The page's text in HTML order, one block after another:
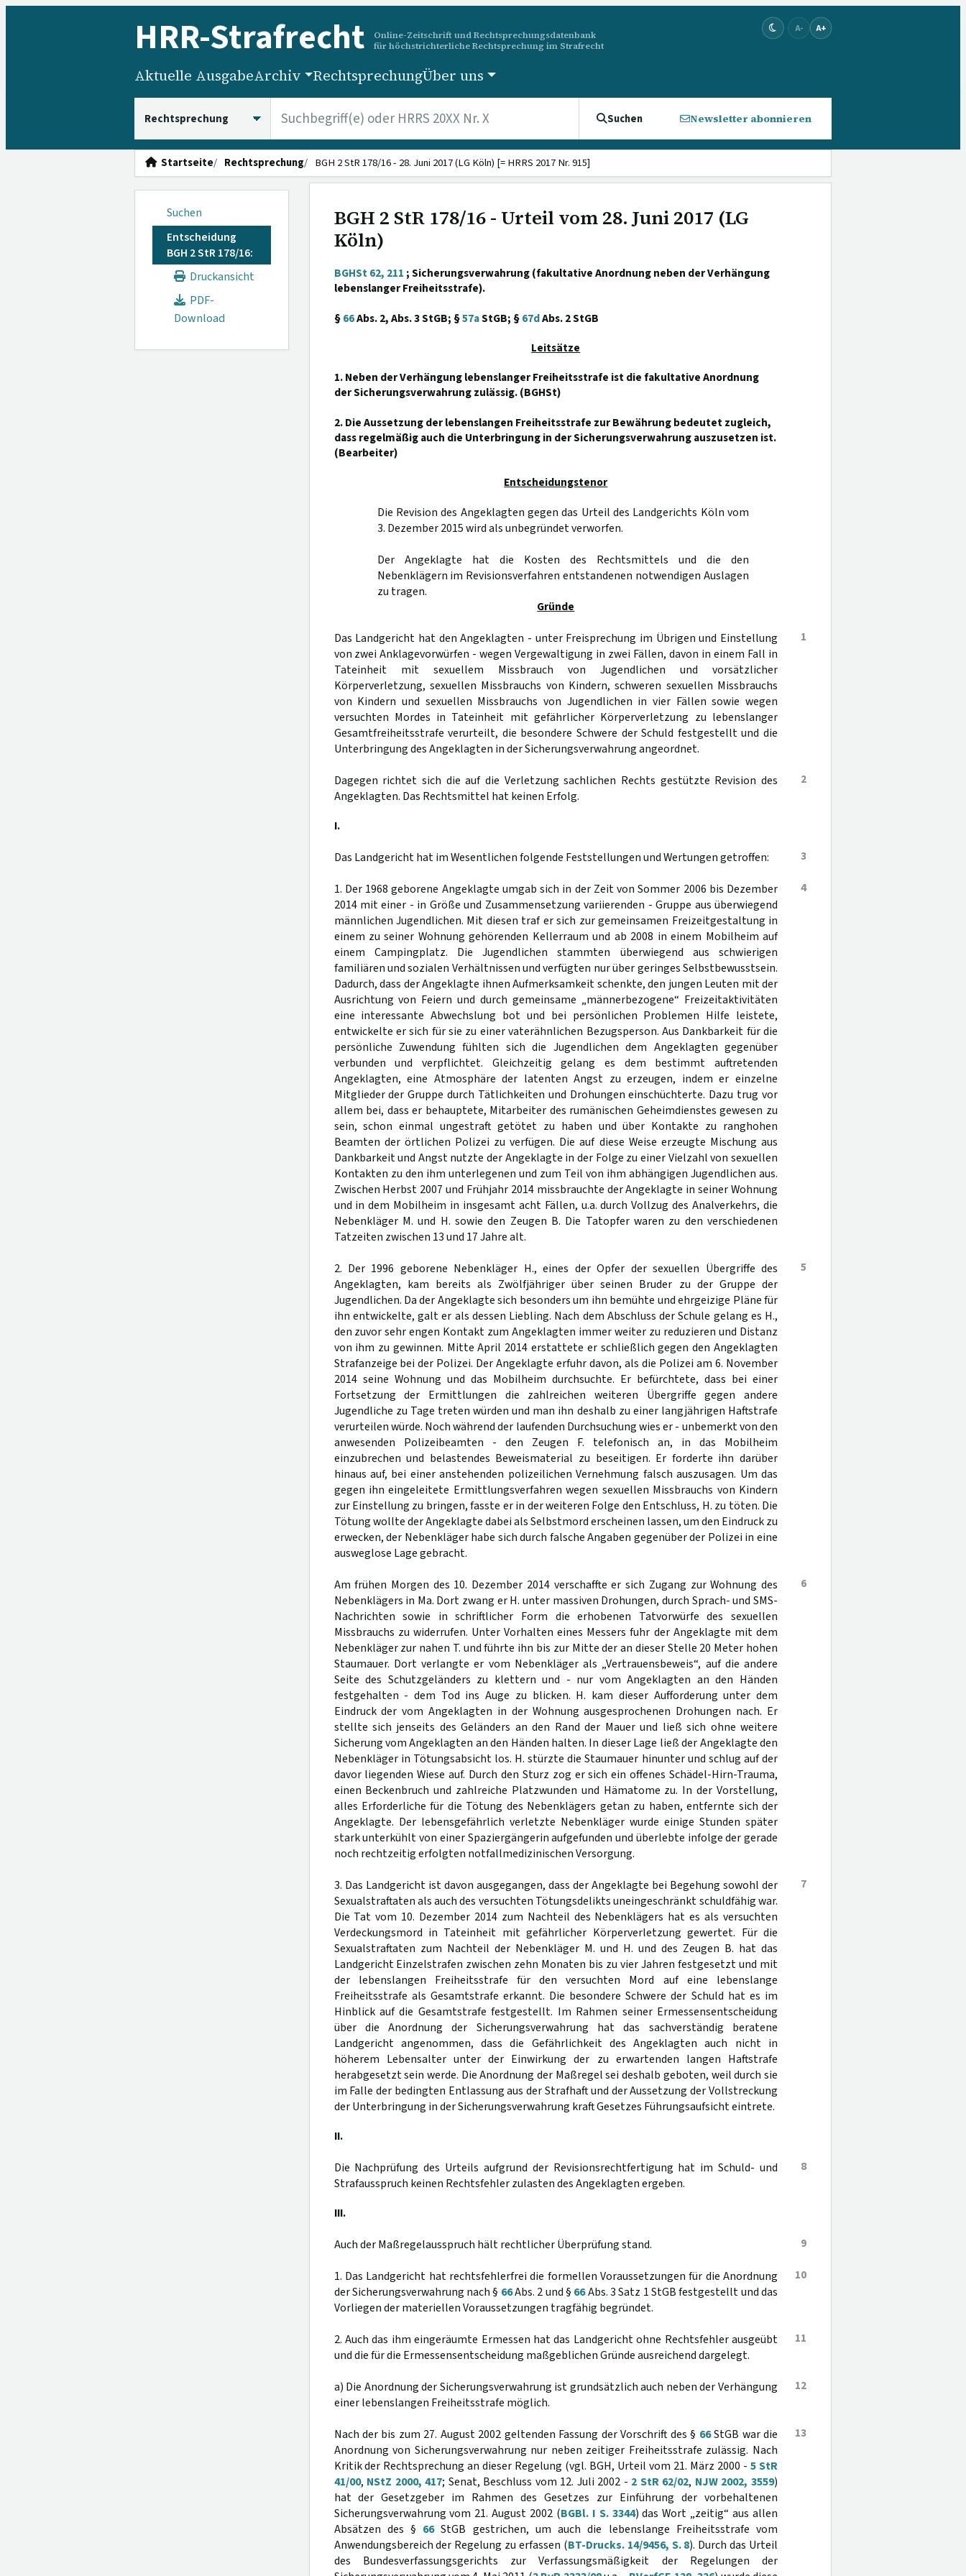
HRR-Strafrecht
Online-Zeitschrift und Rechtsprechungsdatenbank
für höchstrichterliche Rechtsprechung im Strafrecht
A- A+
Aktuelle AusgabeArchiv RechtsprechungÜber uns
Suchen Newsletter abonnieren
Startseite Rechtsprechung BGH 2 StR 178/16 - 28. Juni 2017 (LG Köln) [= HRRS 2017 Nr. 915]
Suchen
Entscheidung
BGH 2 StR 178/16:
Druckansicht
PDF-
Download
BGH 2 StR 178/16 - Urteil vom 28. Juni 2017 (LG
Köln)
BGHSt 62, 211 ; Sicherungsverwahrung (fakultative Anordnung neben der Verhängung
lebenslanger Freiheitsstrafe).
§66Abs. 2, Abs. 3 StGB; §57aStGB; §67dAbs. 2 StGB
Leitsätze
1. Neben der Verhängung lebenslanger Freiheitsstrafe ist die fakultative Anordnung
der Sicherungsverwahrung zulässig. (BGHSt)
2. Die Aussetzung der lebenslangen Freiheitsstrafe zur Bewährung bedeutet zugleich,
dass regelmäßig auch die Unterbringung in der Sicherungsverwahrung auszusetzen ist.
(Bearbeiter)
Entscheidungstenor
Die Revision des Angeklagten gegen das Urteil des Landgerichts Köln vom
3. Dezember 2015 wird als unbegründet verworfen.
Der Angeklagte hat die Kosten des Rechtsmittels und die den
Nebenklägern im Revisionsverfahren entstandenen notwendigen Auslagen
zu tragen.
Gründe
1
Das Landgericht hat den Angeklagten - unter Freisprechung im Übrigen und Einstellung
von zwei Anklagevorwürfen - wegen Vergewaltigung in zwei Fällen, davon in einem Fall in
Tateinheit mit sexuellem Missbrauch von Jugendlichen und vorsätzlicher
Körperverletzung, sexuellen Missbrauchs von Kindern, schweren sexuellen Missbrauchs
von Kindern und sexuellen Missbrauchs von Jugendlichen in vier Fällen sowie wegen
versuchten Mordes in Tateinheit mit gefährlicher Körperverletzung zu lebenslanger
Gesamtfreiheitsstrafe verurteilt, die besondere Schwere der Schuld festgestellt und die
Unterbringung des Angeklagten in der Sicherungsverwahrung angeordnet.
2
Dagegen richtet sich die auf die Verletzung sachlichen Rechts gestützte Revision des
Angeklagten. Das Rechtsmittel hat keinen Erfolg.
I.
3
Das Landgericht hat im Wesentlichen folgende Feststellungen und Wertungen getroffen:
4
1. Der 1968 geborene Angeklagte umgab sich in der Zeit von Sommer 2006 bis Dezember
2014 mit einer - in Größe und Zusammensetzung variierenden - Gruppe aus überwiegend
männlichen Jugendlichen. Mit diesen traf er sich zur gemeinsamen Freizeitgestaltung in
einem zu seiner Wohnung gehörenden Kellerraum und ab 2008 in einem Mobilheim auf
einem Campingplatz. Die Jugendlichen stammten überwiegend aus schwierigen
familiären und sozialen Verhältnissen und verfügten nur über geringes Selbstbewusstsein.
Dadurch, dass der Angeklagte ihnen Aufmerksamkeit schenkte, den jungen Leuten mit der
Ausrichtung von Feiern und durch gemeinsame „männerbezogene“ Freizeitaktivitäten
eine interessante Abwechslung bot und bei persönlichen Problemen Hilfe leistete,
entwickelte er sich für sie zu einer vaterähnlichen Bezugsperson. Aus Dankbarkeit für die
persönliche Zuwendung fühlten sich die Jugendlichen dem Angeklagten gegenüber
verbunden und verpflichtet. Gleichzeitig gelang es dem bestimmt auftretenden
Angeklagten, eine Atmosphäre der latenten Angst zu erzeugen, indem er einzelne
Mitglieder der Gruppe durch Tätlichkeiten und Drohungen einschüchterte. Dazu trug vor
allem bei, dass er behauptete, Mitarbeiter des rumänischen Geheimdienstes gewesen zu
sein, schon einmal ungestraft getötet zu haben und über Kontakte zu ranghohen
Beamten der örtlichen Polizei zu verfügen. Die auf diese Weise erzeugte Mischung aus
Dankbarkeit und Angst nutzte der Angeklagte in der Folge zu einer Vielzahl von sexuellen
Kontakten zu den ihm unterlegenen und zum Teil von ihm abhängigen Jugendlichen aus.
Zwischen Herbst 2007 und Frühjahr 2014 missbrauchte der Angeklagte in seiner Wohnung
und in dem Mobilheim in insgesamt acht Fällen, u.a. durch Vollzug des Analverkehrs, die
Nebenkläger M. und H. sowie den Zeugen B. Die Tatopfer waren zu den verschiedenen
Tatzeiten zwischen 13 und 17 Jahre alt.
5
2. Der 1996 geborene Nebenkläger H., eines der Opfer der sexuellen Übergriffe des
Angeklagten, kam bereits als Zwölfjähriger über seinen Bruder zu der Gruppe der
Jugendlichen. Da der Angeklagte sich besonders um ihn bemühte und ehrgeizige Pläne für
ihn entwickelte, galt er als dessen Liebling. Nach dem Abschluss der Schule gelang es H.,
den zuvor sehr engen Kontakt zum Angeklagten immer weiter zu reduzieren und Distanz
von ihm zu gewinnen. Mitte April 2014 erstattete er schließlich gegen den Angeklagten
Strafanzeige bei der Polizei. Der Angeklagte erfuhr davon, als die Polizei am 6. November
2014 seine Wohnung und das Mobilheim durchsuchte. Er befürchtete, dass bei einer
Fortsetzung der Ermittlungen die zahlreichen weiteren Übergriffe gegen andere
Jugendliche zu Tage treten würden und man ihn deshalb zu einer langjährigen Haftstrafe
verurteilen würde. Noch während der laufenden Durchsuchung wies er - unbemerkt von den
anwesenden Polizeibeamten - den Zeugen F. telefonisch an, in das Mobilheim
einzubrechen und belastendes Beweismaterial zu beseitigen. Er forderte ihn darüber
hinaus auf, bei einer anstehenden polizeilichen Vernehmung falsch auszusagen. Um das
gegen ihn eingeleitete Ermittlungsverfahren wegen sexuellen Missbrauchs von Kindern
zur Einstellung zu bringen, fasste er in der weiteren Folge den Entschluss, H. zu töten. Die
Tötung wollte der Angeklagte dabei als Selbstmord erscheinen lassen, um den Eindruck zu
erwecken, der Nebenkläger habe sich durch falsche Angaben gegenüber der Polizei in eine
ausweglose Lage gebracht.
6
Am frühen Morgen des 10. Dezember 2014 verschaffte er sich Zugang zur Wohnung des
Nebenklägers in Ma. Dort zwang er H. unter massiven Drohungen, durch Sprach- und SMS-
Nachrichten sowie in schriftlicher Form die erhobenen Tatvorwürfe des sexuellen
Missbrauchs zu widerrufen. Unter Vorhalten eines Messers fuhr der Angeklagte mit dem
Nebenkläger zur nahen T. und führte ihn bis zur Mitte der an dieser Stelle 20 Meter hohen
Staumauer. Dort verlangte er vom Nebenkläger als „Vertrauensbeweis“, auf die andere
Seite des Schutzgeländers zu klettern und - nur vom Angeklagten an den Händen
festgehalten - dem Tod ins Auge zu blicken. H. kam dieser Aufforderung unter dem
Eindruck der vom Angeklagten in der Wohnung ausgesprochenen Drohungen nach. Er
stellte sich jenseits des Geländers an den Rand der Mauer und ließ sich ohne weitere
Sicherung vom Angeklagten an den Händen halten. In dieser Lage ließ der Angeklagte den
Nebenkläger in Tötungsabsicht los. H. stürzte die Staumauer hinunter und schlug auf der
davor liegenden Wiese auf. Durch den Sturz zog er sich ein offenes Schädel-Hirn-Trauma,
einen Beckenbruch und zahlreiche Platzwunden und Hämatome zu. In der Vorstellung,
alles Erforderliche für die Tötung des Nebenklägers getan zu haben, entfernte sich der
Angeklagte. Der lebensgefährlich verletzte Nebenkläger wurde einige Stunden später
stark unterkühlt von einer Spaziergängerin aufgefunden und überlebte infolge der gerade
noch rechtzeitig erfolgten notfallmedizinischen Versorgung.
7
3. Das Landgericht ist davon ausgegangen, dass der Angeklagte bei Begehung sowohl der
Sexualstraftaten als auch des versuchten Tötungsdelikts uneingeschränkt schuldfähig war.
Die Tat vom 10. Dezember 2014 zum Nachteil des Nebenklägers hat es als versuchten
Verdeckungsmord in Tateinheit mit gefährlicher Körperverletzung gewertet. Für die
Sexualstraftaten zum Nachteil der Nebenkläger M. und H. und des Zeugen B. hat das
Landgericht Einzelstrafen zwischen zehn Monaten bis zu vier Jahren festgesetzt und mit
der lebenslangen Freiheitsstrafe für den versuchten Mord auf eine lebenslange
Freiheitsstrafe als Gesamtstrafe erkannt. Die besondere Schwere der Schuld hat es im
Hinblick auf die Gesamtstrafe festgestellt. Im Rahmen seiner Ermessensentscheidung
über die Anordnung der Sicherungsverwahrung hat das sachverständig beratene
Landgericht angenommen, dass die Gefährlichkeit des Angeklagten auch nicht in
höherem Lebensalter unter der Einwirkung der zu erwartenden langen Haftstrafe
herabgesetzt sein werde. Die Anordnung der Maßregel sei deshalb geboten, weil durch sie
im Falle der bedingten Entlassung aus der Strafhaft und der Aussetzung der Vollstreckung
der Unterbringung in der Sicherungsverwahrung kraft Gesetzes Führungsaufsicht eintrete.
II.
8
Die Nachprüfung des Urteils aufgrund der Revisionsrechtfertigung hat im Schuld- und
Strafausspruch keinen Rechtsfehler zulasten des Angeklagten ergeben.
III.
9
Auch der Maßregelausspruch hält rechtlicher Überprüfung stand.
10
1. Das Landgericht hat rechtsfehlerfrei die formellen Voraussetzungen für die Anordnung
der Sicherungsverwahrung nach § 66Abs. 2 und § 66Abs. 3 Satz 1 StGB festgestellt und das
Vorliegen der materiellen Voraussetzungen tragfähig begründet.
11
2. Auch das ihm eingeräumte Ermessen hat das Landgericht ohne Rechtsfehler ausgeübt
und die für die Ermessensentscheidung maßgeblichen Gründe ausreichend dargelegt.
12
a) Die Anordnung der Sicherungsverwahrung ist grundsätzlich auch neben der Verhängung
einer lebenslangen Freiheitsstrafe möglich.
13
Nach der bis zum 27. August 2002 geltenden Fassung der Vorschrift des § 66StGB war die
Anordnung von Sicherungsverwahrung nur neben zeitiger Freiheitsstrafe zulässig. Nach
Kritik der Rechtsprechung an dieser Regelung (vgl. BGH, Urteil vom 21. März 2000 -5 StR
41/00, NStZ 2000, 417; Senat, Beschluss vom 12. Juli 2002 - 2 StR 62/02, NJW 2002, 3559)
hat der Gesetzgeber im Rahmen des Gesetzes zur Einführung der vorbehaltenen
Sicherungsverwahrung vom 21. August 2002 (BGBl. I S. 3344) das Wort „zeitig“ aus allen
Absätzen des § 66StGB gestrichen, um auch die lebenslange Freiheitsstrafe vom
Anwendungsbereich der Regelung zu erfassen (BT-Drucks. 14/9456, S. 8). Durch das Urteil
des Bundesverfassungsgerichts zur Verfassungsmäßigkeit der Regelungen der